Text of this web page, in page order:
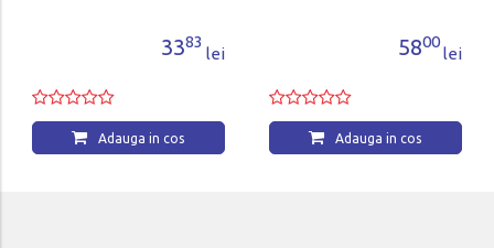
3383
lei
Adauga in cos
5800
lei
Adauga in cos